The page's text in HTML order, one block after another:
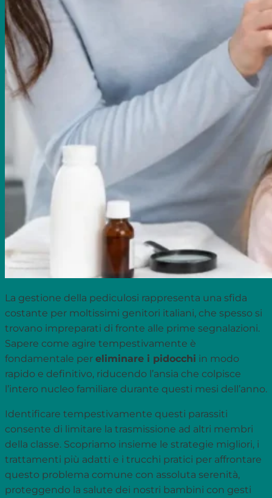
La gestione della pediculosi rappresenta una sfida
costante per moltissimi genitori italiani, che spesso si
trovano impreparati di fronte alle prime segnalazioni.
Sapere come agire tempestivamente è
fondamentale per eliminare i pidocchi in modo
rapido e definitivo, riducendo l’ansia che colpisce
l’intero nucleo familiare durante questi mesi dell’anno.
Identificare tempestivamente questi parassiti
consente di limitare la trasmissione ad altri membri
della classe. Scopriamo insieme le strategie migliori, i
trattamenti più adatti e i trucchi pratici per affrontare
questo problema comune con assoluta serenità,
proteggendo la salute dei nostri bambini con gesti